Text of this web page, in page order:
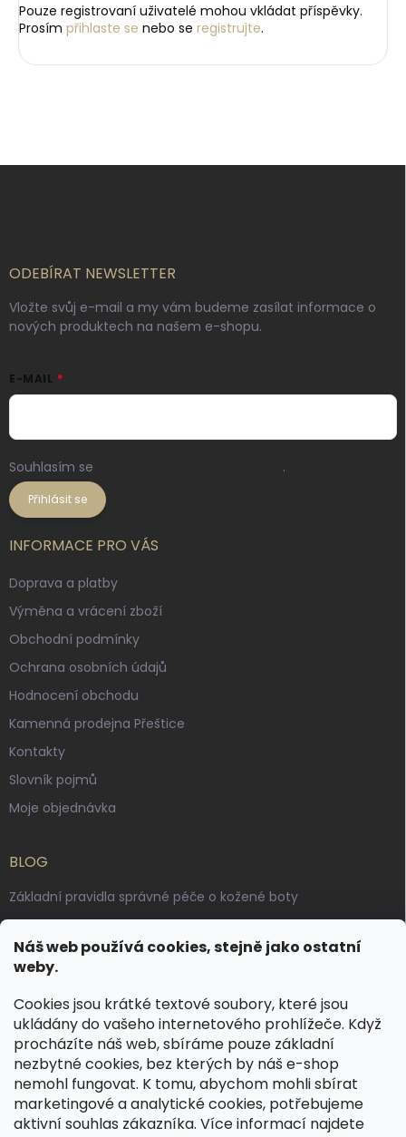
Náš web používá cookies, stejně jako ostatní
weby.
Cookies jsou krátké textové soubory, které jsou
ukládány do vašeho internetového prohlížeče. Když
procházíte náš web, sbíráme pouze základní
nezbytné cookies, bez kterých by náš e-shop
nemohl fungovat. K tomu, abychom mohli sbírat
marketingové a analytické cookies, potřebujeme
aktivní souhlas zákazníka. Více informací najdete
Pouze registrovaní uživatelé mohou vkládat příspěvky.
Prosím přihlaste se nebo se registrujte.
ODEBÍRAT NEWSLETTER
Vložte svůj e-mail a my vám budeme zasílat informace o
nových produktech na našem e-shopu.
E-MAIL
Souhlasím se .
Přihlásit se
INFORMACE PRO VÁS
Doprava a platby
Výměna a vrácení zboží
Obchodní podmínky
Ochrana osobních údajů
Hodnocení obchodu
Kamenná prodejna Přeštice
Kontakty
Slovník pojmů
Moje objednávka
BLOG
Základní pravidla správné péče o kožené boty
Výroba českých kožených opasků: vůně pravé kůže, dotek
řemesla
KONTAKT
dotazy@spongr.cz
+420 776 663 962